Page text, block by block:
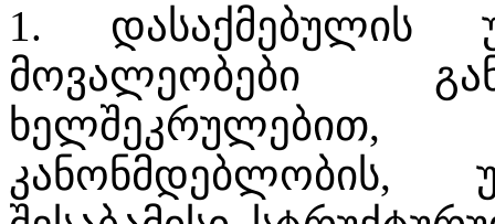
1. დასაქმებულის
მოვალეობები
კანონმდებლობის,